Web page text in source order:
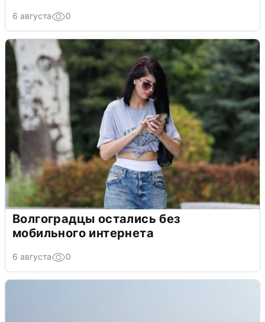
6 августа 0
Волгоградцы остались без
мобильного интернета
6 августа 0